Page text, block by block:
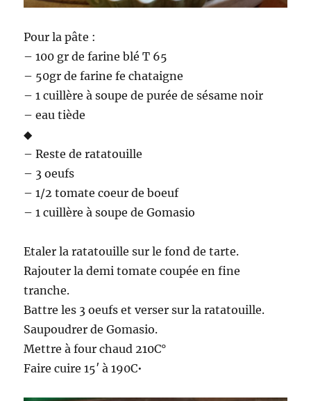
Pour la pâte :
– 100 gr de farine blé T 65
– 50gr de farine fe chataigne
– 1 cuillère à soupe de purée de sésame noir
– eau tiède
◆
– Reste de ratatouille
– 3 oeufs
– 1/2 tomate coeur de boeuf
– 1 cuillère à soupe de Gomasio
Etaler la ratatouille sur le fond de tarte.
Rajouter la demi tomate coupée en fine
tranche.
Battre les 3 oeufs et verser sur la ratatouille.
Saupoudrer de Gomasio.
Mettre à four chaud 210C°
Faire cuire 15′ à 190C•